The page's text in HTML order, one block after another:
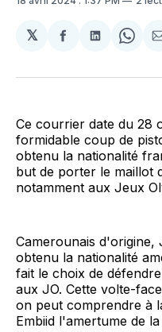
𝕏
Partager
Facebook
Partager
LinkedIn
Ce courrier date du 28
formidable coup de
obtenu la nationalité
but de porter le maillot
notamment aux Jeux
Camerounais d'origine,
obtenu la nationalité
fait le choix de
aux JO. Cette volte-
on peut comprendre à
Embiid l'amertume de